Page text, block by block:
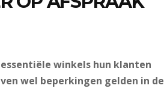
winkels hun klanten
wel beperkingen gelden in de